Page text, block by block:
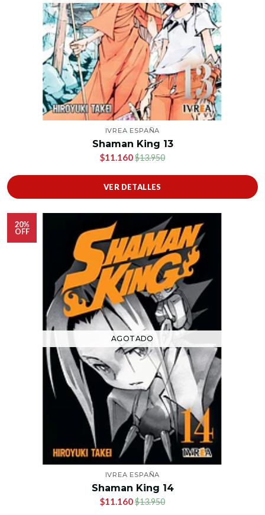
IVREA ESPAÑA
Shaman King 13
$11.160$13.950
VER DETALLES
20%
OFF
AGOTADO
IVREA ESPAÑA
Shaman King 14
$11.160$13.950